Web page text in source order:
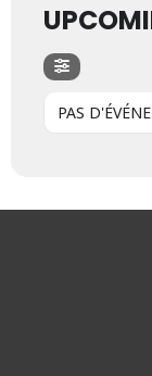
PAS